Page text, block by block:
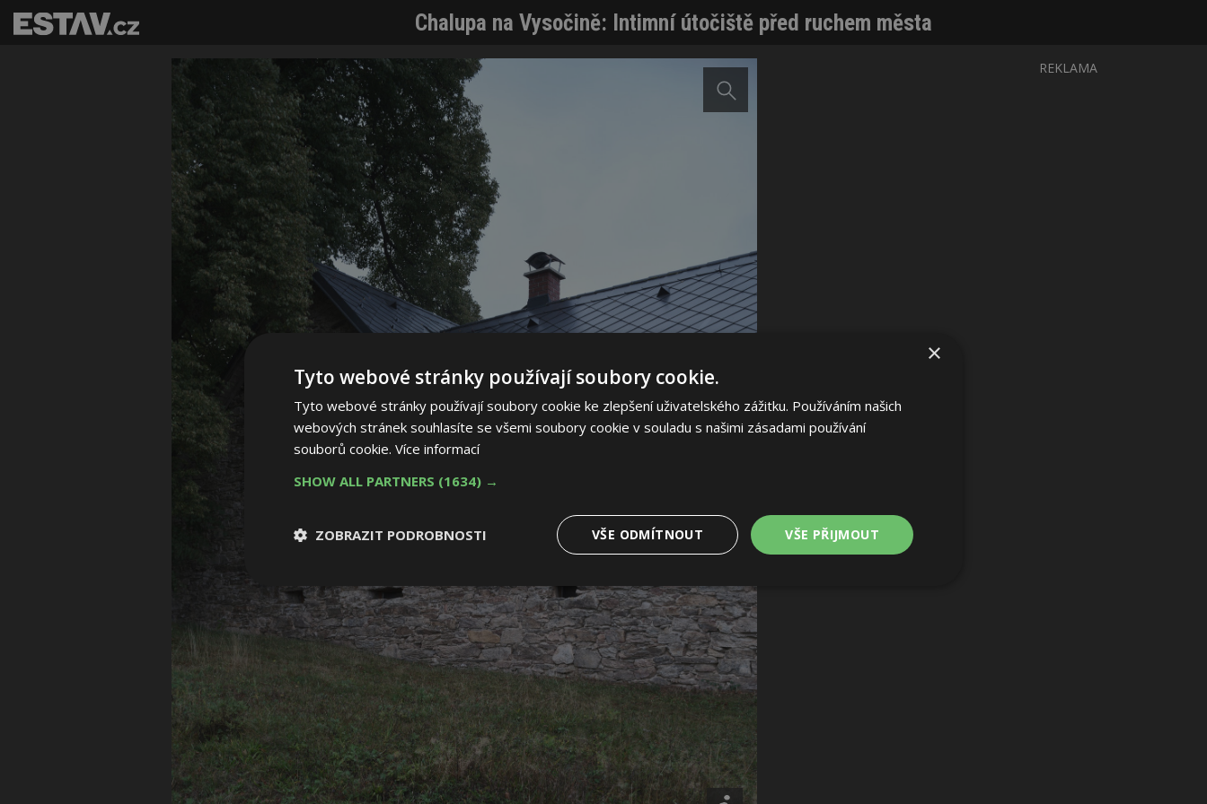
Chalupa na Vysočině: Intimní útočiště před ruchem města
REKLAMA
×
Tyto webové stránky používají soubory cookie.
Tyto webové stránky používají soubory cookie ke zlepšení uživatelského zážitku. Používáním našich
webových stránek souhlasíte se všemi soubory cookie v souladu s našimi zásadami používání
souborů cookie. Více informací
SHOW ALL PARTNERS (1634) →
VŠE PŘIJMOUT
VŠE ODMÍTNOUT
ZOBRAZIT PODROBNOSTI
Nezbytně nutné
soubory
Výkonové
soubory
Soubory cílení Funkční soubory
Nezbytně nutné soubory Výkonové soubory Soubory cílení Funkční soubory
Nezbytně nutné soubory cookie umožňují základní funkce webových stránek, jako je přihlášení uživatele a správa účtu.
Webové stránky nelze bez nezbytně nutných souborů cookie správně používat.